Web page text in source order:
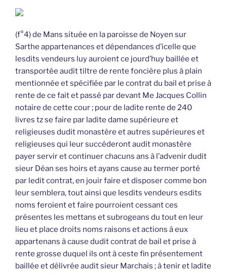
(f°4) de Mans située en la paroisse de Noyen sur
Sarthe appartenances et dépendances d’icelle que
lesdits vendeurs luy auroient ce jourd’huy baillée et
transportée audit tiltre de rente foncière plus à plain
mentionnée et spécifiée par le contrat du bail et prise à
rente de ce fait et passé par devant Me Jacques Collin
notaire de cette cour ; pour de ladite rente de 240
livres tz se faire par ladite dame supérieure et
religieuses dudit monastère et autres supérieures et
religieuses qui leur succéderont audit monastère
payer servir et continuer chacuns ans à l’advenir dudit
sieur Déan ses hoirs et ayans cause au termer porté
par ledit contrat, en jouir faire et disposer comme bon
leur semblera, tout ainsi que lesdits vendeurs esdits
noms feroient et faire pourroient cessant ces
présentes les mettans et subrogeans du tout en leur
lieu et place droits noms raisons et actions à eux
appartenans à cause dudit contrat de bail et prise à
rente grosse duquel ils ont à ceste fin présentement
baillée et délivrée audit sieur Marchais ; à tenir et ladite